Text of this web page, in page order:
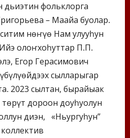
фольклорга
– Маайа буолар.
нөҥүө Нам улууһун
олоҥхоһуттар П.П.
Егор Герасимович
сылларыгар
2023 сылтан, бырайыак
дорҕоон доҕуһуолун
диэн, «Ньургуһун”